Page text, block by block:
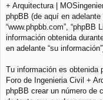
+ Arquitectura |
phpBB (de aquí en adelante
“www.phpbb.com”, “phpBB
información obtenida
en adelante “su
Tu información es obtenida
Foro de Ingenieria Civil +
phpBB crear un número de